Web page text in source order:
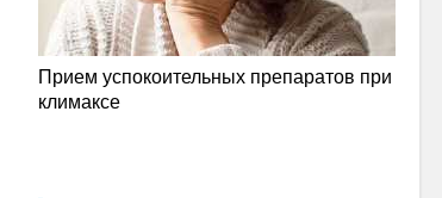
Прием успокоительных препаратов при
климаксе